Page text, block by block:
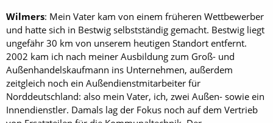
Wilmers: Mein Vater kam von einem früheren Wettbewerber
und hatte sich in Bestwig selbstständig gemacht. Bestwig liegt
ungefähr 30 km von unserem heutigen Standort entfernt.
2002 kam ich nach meiner Ausbildung zum Groß- und
Außenhandelskaufmann ins Unternehmen, außerdem
zeitgleich noch ein Außendienstmitarbeiter für
Norddeutschland: also mein Vater, ich, zwei Außen- sowie ein
Innendienstler. Damals lag der Fokus noch auf dem Vertrieb